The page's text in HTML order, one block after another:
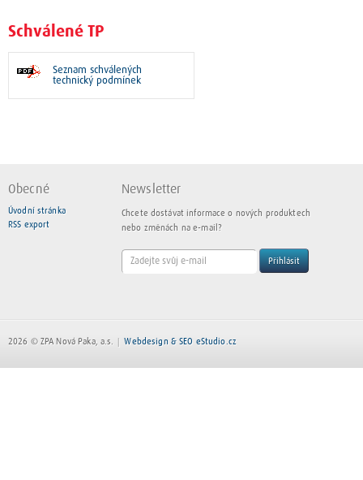
Schválené TP
Seznam schválených
technický podmínek
Obecné
Úvodní stránka
RSS export
Newsletter
Chcete dostávat informace o nových produktech
nebo změnách na e-mail?
Přihlásit
2026 © ZPA Nová Paka, a.s. Webdesign & SEO eStudio.cz